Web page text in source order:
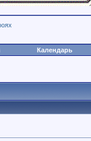
Календарь